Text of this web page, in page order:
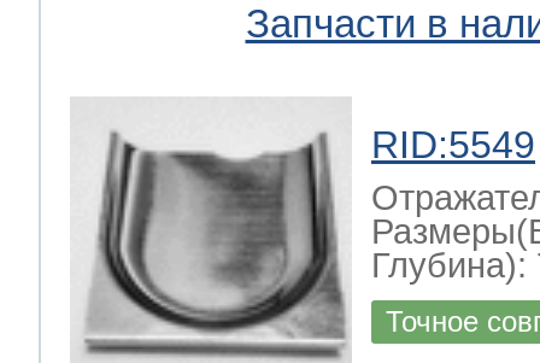
Запчасти в
RID:5549
Глубина):
Точное